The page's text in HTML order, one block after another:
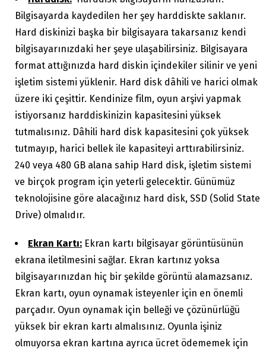
Bilgisayarda kaydedilen her şey harddiskte saklanır.
Hard diskinizi başka bir bilgisayara takarsanız kendi
bilgisayarınızdaki her şeye ulaşabilirsiniz. Bilgisayara
format attığınızda hard diskin içindekiler silinir ve yeni
işletim sistemi yüklenir. Hard disk dâhili ve harici olmak
üzere iki çeşittir. Kendinize film, oyun arşivi yapmak
istiyorsanız harddiskinizin kapasitesini yüksek
tutmalısınız. Dâhili hard disk kapasitesini çok yüksek
tutmayıp, harici bellek ile kapasiteyi arttırabilirsiniz.
240 veya 480 GB alana sahip Hard disk, işletim sistemi
ve birçok program için yeterli gelecektir. Günümüz
teknolojisine göre alacağınız hard disk, SSD (Solid State
Drive) olmalıdır.
Ekran Kartı: Ekran kartı bilgisayar görüntüsünün
ekrana iletilmesini sağlar. Ekran kartınız yoksa
bilgisayarınızdan hiç bir şekilde görüntü alamazsanız.
Ekran kartı, oyun oynamak isteyenler için en önemli
parçadır. Oyun oynamak için belleği ve çözünürlüğü
yüksek bir ekran kartı almalısınız. Oyunla işiniz
olmuyorsa ekran kartına ayrıca ücret ödememek için